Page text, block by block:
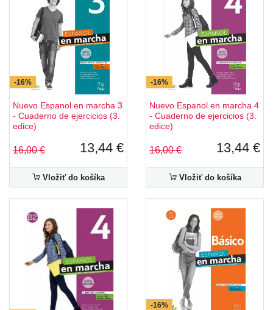
-16%
Nuevo Espanol en marcha 3
- Cuaderno de ejercicios (3.
edice)
16,00 € 13,44 €
Vložiť do košíka
-16%
Nuevo Espanol en marcha 4
- Cuaderno de ejercicios (3.
edice)
16,00 € 13,44 €
Vložiť do košíka
-16%